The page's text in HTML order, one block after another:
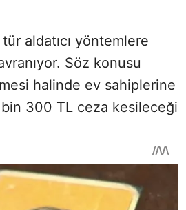
aldatıcı yöntemlere
Söz konusu
halinde ev sahiplerine
300 TL ceza kesileceği